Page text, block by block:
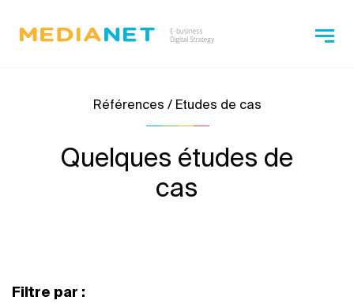
Références / Etudes de cas
Quelques études de
cas
Filtre par :